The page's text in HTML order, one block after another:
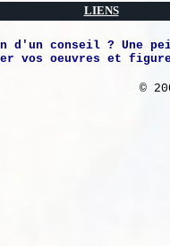
LIENS
d'un conseil ? Une
vos oeuvres et
©